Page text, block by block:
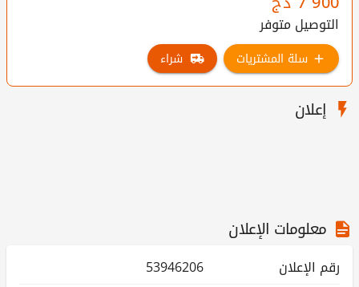
التوصيل متوفر
سلة المشتريات شراء
إعلان
معلومات الإعلان
رقم الإعلان
53946206